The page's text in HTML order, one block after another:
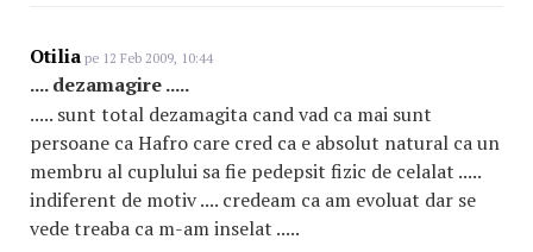
Otilia pe 12 Feb 2009, 10:44
.... dezamagire .....
..... sunt total dezamagita cand vad ca mai sunt
persoane ca Hafro care cred ca e absolut natural ca un
membru al cuplului sa fie pedepsit fizic de celalat .....
indiferent de motiv .... credeam ca am evoluat dar se
vede treaba ca m-am inselat .....